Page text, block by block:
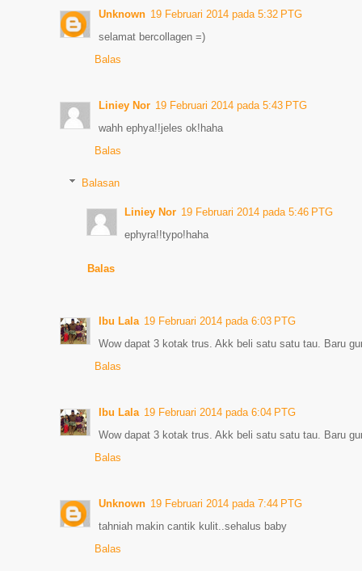
Unknown 19 Februari 2014 pada 5:32 PTG
selamat bercollagen =)
Balas
Liniey Nor 19 Februari 2014 pada 5:43 PTG
wahh ephya!!jeles ok!haha
Balas
Balasan
Liniey Nor 19 Februari 2014 pada 5:46 PTG
ephyra!!typo!haha
Balas
Ibu Lala 19 Februari 2014 pada 6:03 PTG
Wow dapat 3 kotak trus. Akk beli satu satu tau. Baru
Balas
Ibu Lala 19 Februari 2014 pada 6:04 PTG
Wow dapat 3 kotak trus. Akk beli satu satu tau. Baru
Balas
Unknown 19 Februari 2014 pada 7:44 PTG
tahniah makin cantik kulit..sehalus baby
Balas